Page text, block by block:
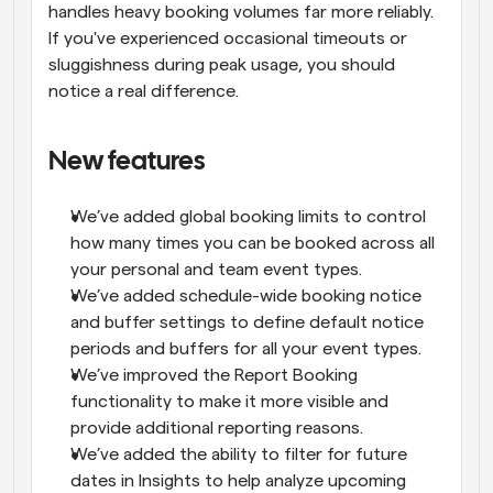
handles heavy booking volumes far more reliably.
If you've experienced occasional timeouts or
sluggishness during peak usage, you should
notice a real difference.
New features
We’ve added global booking limits to control
how many times you can be booked across all
your personal and team event types.
We’ve added schedule-wide booking notice
and buffer settings to define default notice
periods and buffers for all your event types.
We’ve improved the Report Booking
functionality to make it more visible and
provide additional reporting reasons.
We’ve added the ability to filter for future
dates in Insights to help analyze upcoming